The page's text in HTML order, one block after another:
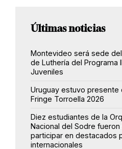
Últimas noticias
Montevideo será sede
de Luthería del Programa
Juveniles
Uruguay estuvo presente
Fringe Torroella 2026
Diez estudiantes de la
Nacional del Sodre
participar en destacados
internacionales